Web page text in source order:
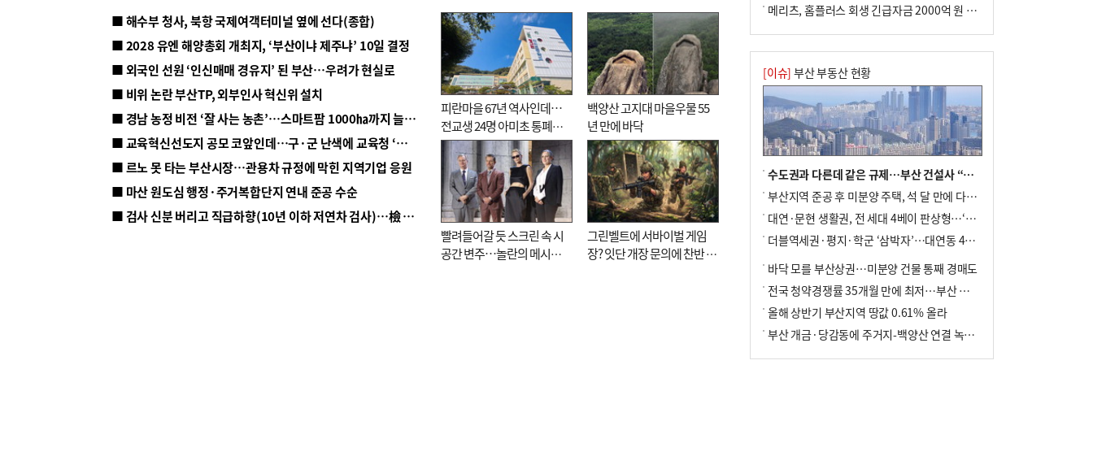
■ 해수부 청사, 북항 국제여객터미널 옆에 선다(종합)
■ 2028 유엔 해양총회 개최지, ‘부산이냐 제주냐’ 10일 결정
■ 외국인 선원 ‘인신매매 경유지’ 된 부산…우려가 현실로
■ 비위 논란 부산TP, 외부인사 혁신위 설치
■ 경남 농정 비전 ‘잘 사는 농촌’…스마트팜 1000㏊까지 늘린다
■ 교육혁신선도지 공모 코앞인데…구·군 난색에 교육청 ‘쩔쩔’
■ 르노 못 타는 부산시장…관용차 규정에 막힌 지역기업 응원
■ 마산 원도심 행정·주거복합단지 연내 준공 수순
■ 검사 신분 버리고 직급하향(10년 이하 저연차 검사)…檢 중수청행 기피
피란마을 67년 역사인데…
전교생 24명 아미초 통폐합
기로
백양산 고지대 마을우물 55
년 만에 바닥
빨려들어갈 듯 스크린 속 시
공간 변주…놀란의 메시지
그린벨트에 서바이벌 게임
장? 잇단 개장 문의에 찬반 논
메리츠, 홈플러스 회생 긴급자금 2000억 원 지원 승인
[이슈] 부산 부동산 현황
수도권과 다른데 같은 규제…부산 건설사 “쓰러지기 직전”
부산지역 준공 후 미분양 주택, 석 달 만에 다시 3000가구 넘어서
대연·문현 생활권, 전 세대 4베이 판상형…‘더샵 트리센트’ 내달 분양
더블역세권·평지·학군 ‘삼박자’…대연동 42층 브랜드 단지
바닥 모를 부산상권…미분양 건물 통째 경매도
전국 청약경쟁률 35개월 만에 최저…부산 미분양 ‘적체’ 심화
올해 상반기 부산지역 땅값 0.61% 올라
부산 개금·당감동에 주거지-백양산 연결 녹지 조성